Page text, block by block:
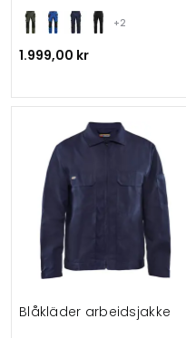
+2
1.999,00 kr
Blåkläder arbeidsjakke